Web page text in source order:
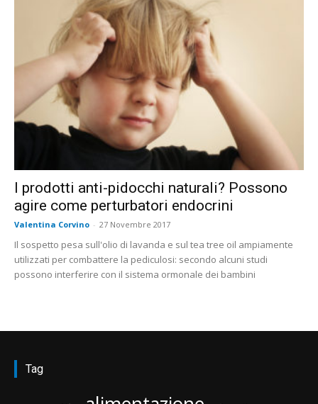
I prodotti anti-pidocchi naturali? Possono
agire come perturbatori endocrini
Valentina Corvino - 27 Novembre 2017
Il sospetto pesa sull'olio di lavanda e sul tea tree oil ampiamente
utilizzati per combattere la pediculosi: secondo alcuni studi
possono interferire con il sistema ormonale dei bambini
Tag